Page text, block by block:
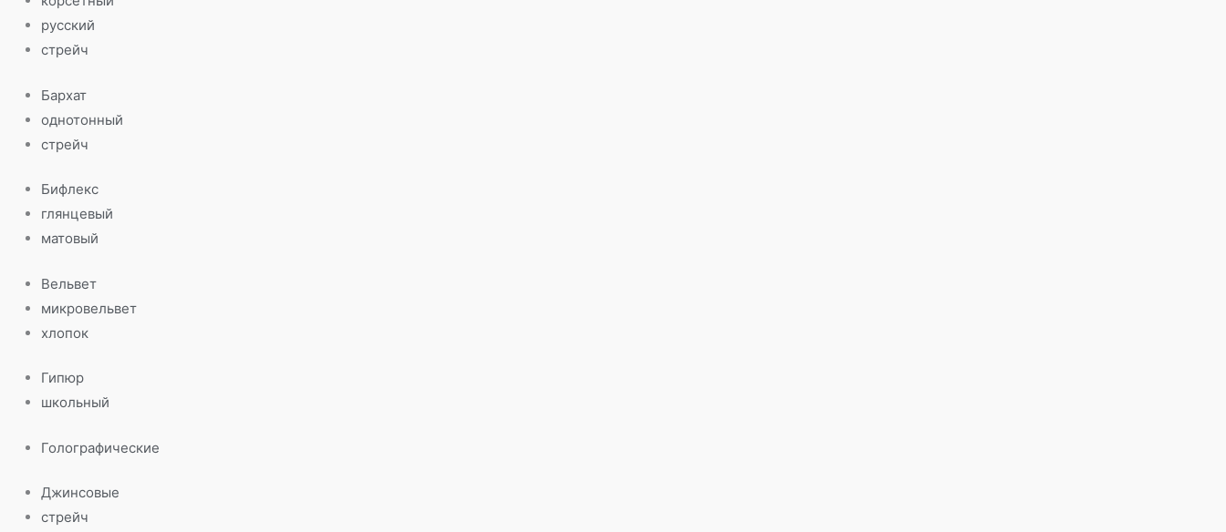
русский
стрейч
Бархат
однотонный
стрейч
Бифлекс
глянцевый
матовый
Вельвет
микровельвет
хлопок
Гипюр
школьный
Голографические
Джинсовые
стрейч